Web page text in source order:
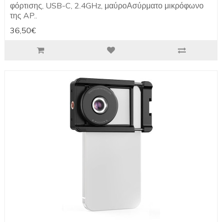
φόρτισης, USB-C, 2.4GHz, μαύροΑσύρματο μικρόφωνο
της AP..
36,50€